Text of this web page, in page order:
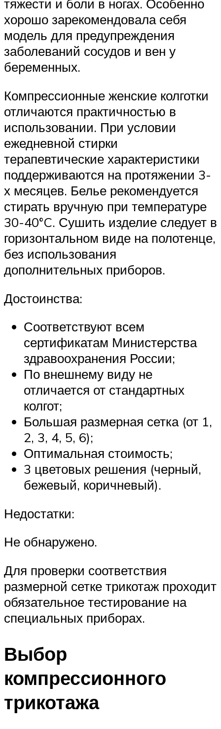
тяжести и боли в ногах. Особенно
хорошо зарекомендовала себя
модель для предупреждения
заболеваний сосудов и вен у
беременных.
Компрессионные женские колготки
отличаются практичностью в
использовании. При условии
ежедневной стирки
терапевтические характеристики
поддерживаются на протяжении 3-
х месяцев. Белье рекомендуется
стирать вручную при температуре
30-40°C. Сушить изделие следует в
горизонтальном виде на полотенце,
без использования
дополнительных приборов.
Достоинства:
Соответствуют всем
сертификатам Министерства
здравоохранения России;
По внешнему виду не
отличается от стандартных
колгот;
Большая размерная сетка (от 1,
2, 3, 4, 5, 6);
Оптимальная стоимость;
3 цветовых решения (черный,
бежевый, коричневый).
Недостатки:
Не обнаружено.
Для проверки соответствия
размерной сетке трикотаж проходит
обязательное тестирование на
специальных приборах.
Выбор
компрессионного
трикотажа